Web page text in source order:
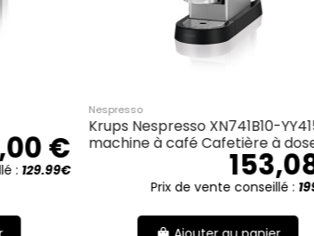
KRUPS YY5594FD-XN306T10.
139,08 €
Prix de vente conseillé :169.99€